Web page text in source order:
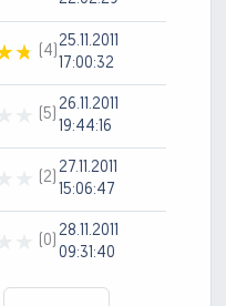
(4)
25.11.2011
17:00:32
(5)
26.11.2011
19:44:16
(2)
27.11.2011
15:06:47
(0)
28.11.2011
09:31:40